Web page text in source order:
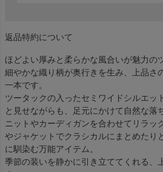
返品特約について
ほどよい厚みと柔らかな風合いが魅力の
細やかな織り柄が奥行きを生み、上品さ
一本です。
ツータックの入ったセミワイドシルエッ
と見せながらも、足元にかけて自然な落
ニットやカーディガンを合わせてリラッ
やジャケットでクラシカルにまとめたり
に馴染む万能アイテム。
季節の装いを静かに引き立ててくれる、